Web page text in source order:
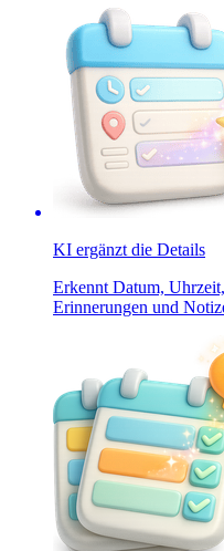
KI ergänzt die Details
Erkennt Datum,
Erinnerungen und